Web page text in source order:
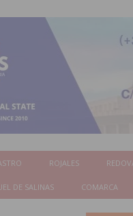
ROJALES
DE SALINAS COMARCA